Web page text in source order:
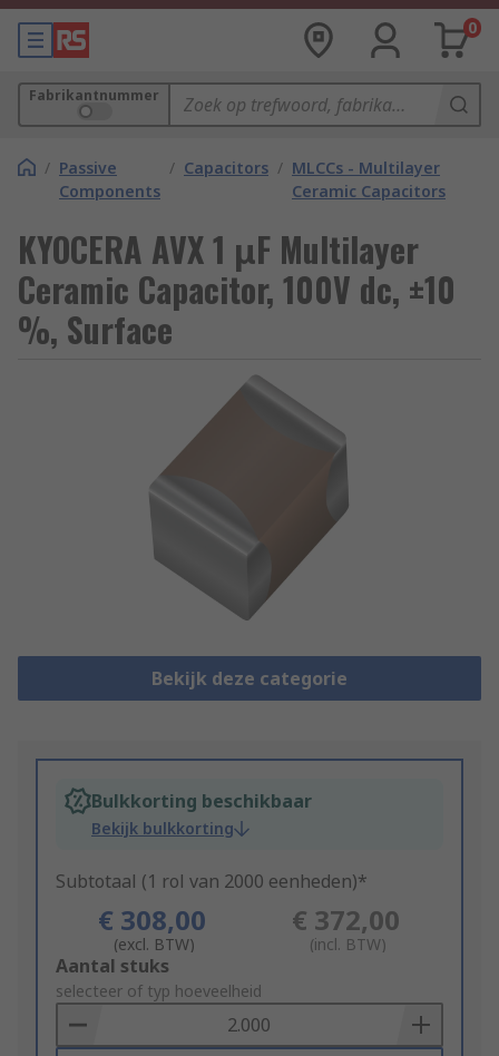
0
Fabrikantnummer
/ Passive
Components
/ Capacitors / MLCCs - Multilayer
Ceramic Capacitors
KYOCERA AVX 1 μF Multilayer
Ceramic Capacitor, 100V dc, ±10
%, Surface
Bekijk deze categorie
Bulkkorting beschikbaar
Bekijk bulkkorting
Subtotaal (1 rol van 2000 eenheden)*
€ 308,00
(excl. BTW)
€ 372,00
(incl. BTW)
Add
to
Basket
Aantal stuks
selecteer of typ hoeveelheid